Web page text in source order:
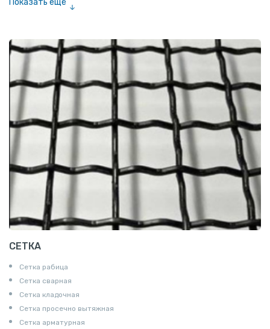
Показать ещё
СЕТКА
Сетка рабица
Сетка сварная
Сетка кладочная
Сетка просечно вытяжная
Сетка арматурная